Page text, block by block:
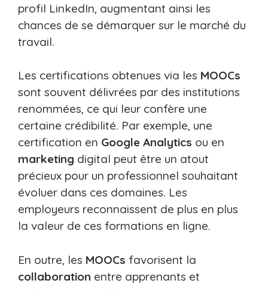
profil LinkedIn, augmentant ainsi les
chances de se démarquer sur le marché du
travail.
Les certifications obtenues via les MOOCs
sont souvent délivrées par des institutions
renommées, ce qui leur confère une
certaine crédibilité. Par exemple, une
certification en Google Analytics ou en
marketing digital peut être un atout
précieux pour un professionnel souhaitant
évoluer dans ces domaines. Les
employeurs reconnaissent de plus en plus
la valeur de ces formations en ligne.
En outre, les MOOCs favorisent la
collaboration entre apprenants et